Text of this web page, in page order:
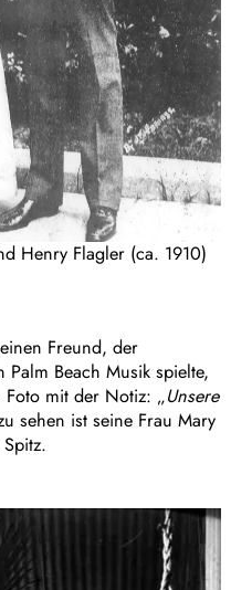
Henry Flagler (ca. 1910)
Freund, der
Beach Musik spielte,
mit der Notiz: „Unsere
sehen ist seine Frau Mary